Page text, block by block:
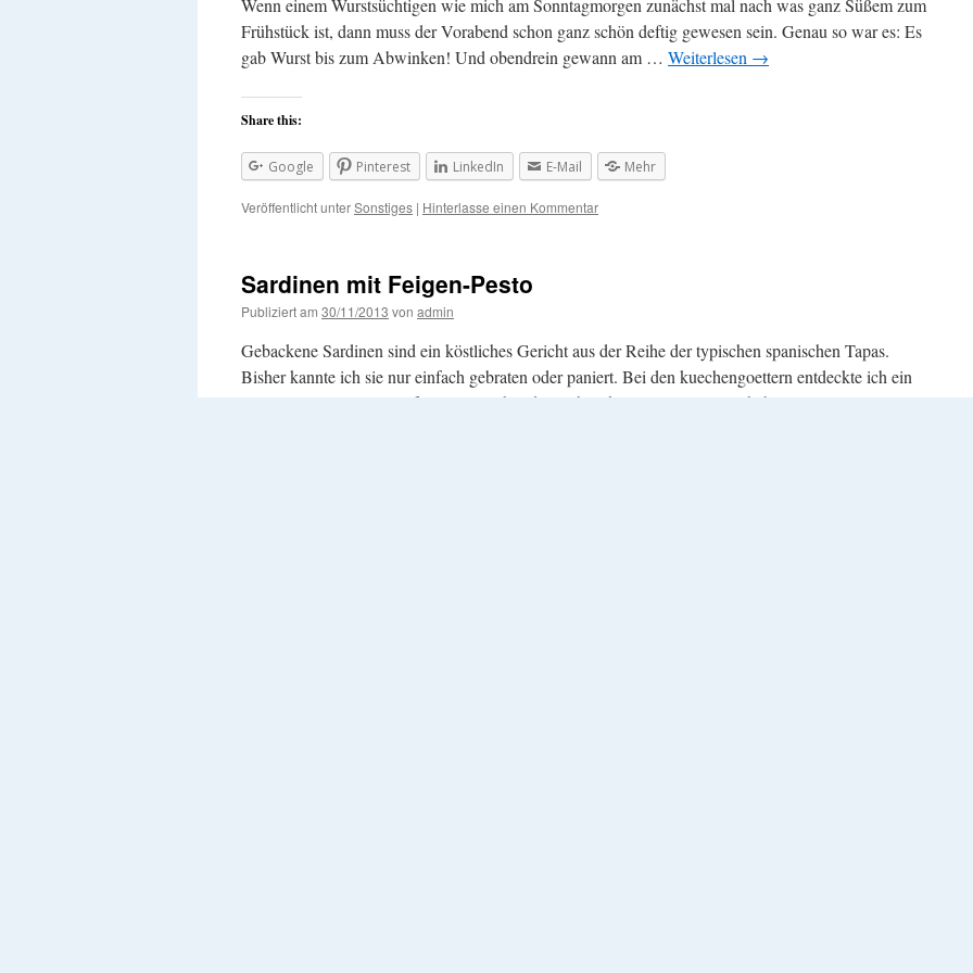
Wenn einem Wurstsüchtigen wie mich am Sonntagmorgen zunächst mal nach was ganz Süßem zum
Frühstück ist, dann muss der Vorabend schon ganz schön deftig gewesen sein. Genau so war es: Es
gab Wurst bis zum Abwinken! Und obendrein gewann am … Weiterlesen →
Share this:
Google Pinterest LinkedIn E-Mail Mehr
Veröffentlicht unterSonstiges | Hinterlasse einen Kommentar
Sardinen mit Feigen-Pesto
Publiziert am 30/11/2013 von admin
Gebackene Sardinen sind ein köstliches Gericht aus der Reihe der typischen spanischen Tapas.
Bisher kannte ich sie nur einfach gebraten oder paniert. Bei den kuechengoettern entdeckte ich ein
Rezept mit einer Rosinenfüllung. Da aber die Liebste keine Rosinen mag, habe …